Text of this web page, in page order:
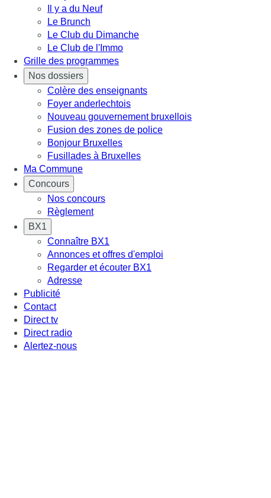
Il y a du Neuf
Le Brunch
Le Club du Dimanche
Le Club de l'Immo
Grille des programmes
Nos dossiers
Colère des enseignants
Foyer anderlechtois
Nouveau gouvernement bruxellois
Fusion des zones de police
Bonjour Bruxelles
Fusillades à Bruxelles
Ma Commune
Concours
Nos concours
Règlement
BX1
Connaître BX1
Annonces et offres d'emploi
Regarder et écouter BX1
Adresse
Publicité
Contact
Direct tv
Direct radio
Alertez-nous